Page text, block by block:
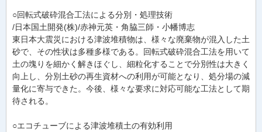
○回転式破砕混合工法による分別・処理技術
/日本国土開発(株)/赤神元英・角脇三師・小幡博志
東日本大震災における津波堆積物は、様々な廃棄物が混入した土
砂で、その性状は多種多様である。回転式破砕混合工法を用いて
土の塊りを細かく解きほぐし、細粒化することで分別性は大きく
向上し、分別土砂の再生資材への利用が可能となり、処分場の減
量化に寄与できた。今後、様々な要求に対応可能な工法として期
待される。
○エコチューブによる津波堆積土の有効利用